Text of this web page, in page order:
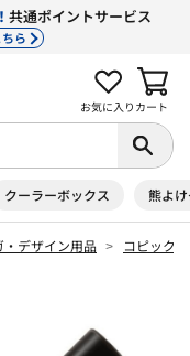
共通ポイントサービス
ら
お気に入り カート
クーラーボックス 熊よ
デザイン用品 コピック